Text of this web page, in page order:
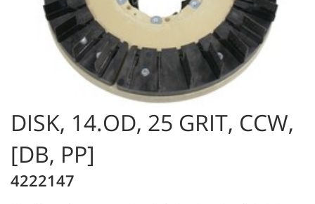
DISK, 14.OD, 25 GRIT, CCW,
[DB, PP]
4222147